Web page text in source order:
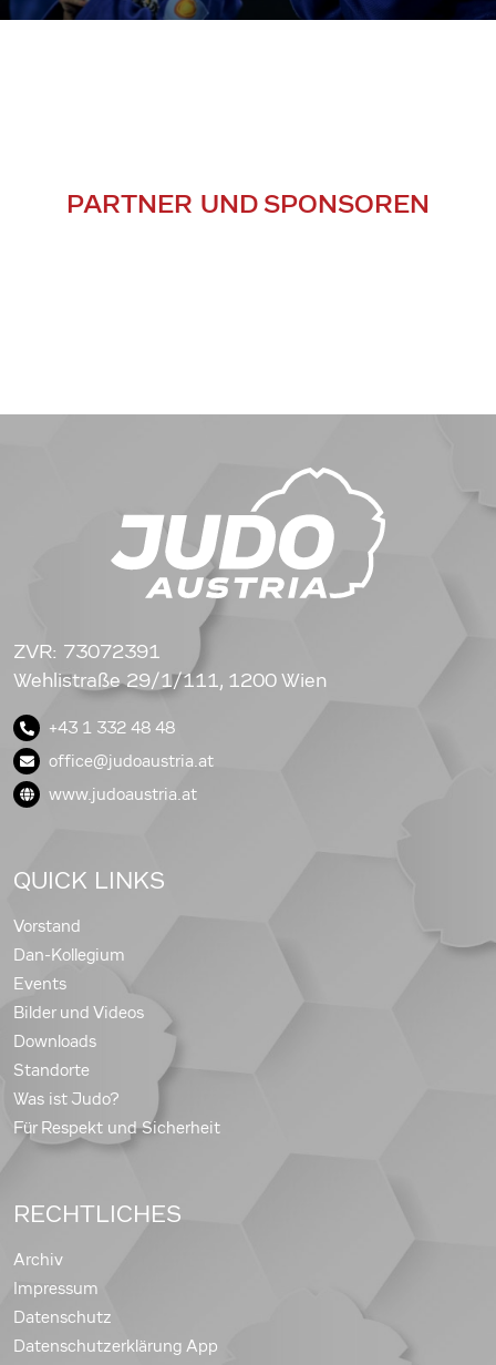
PARTNER UND SPONSOREN
ZVR: 73072391
Wehlistraße 29/1/111, 1200 Wien
+43 1 332 48 48
office@judoaustria.at
www.judoaustria.at
QUICK LINKS
Vorstand
Dan-Kollegium
Events
Bilder und Videos
Downloads
Standorte
Was ist Judo?
Für Respekt und Sicherheit
RECHTLICHES
Archiv
Impressum
Datenschutz
Datenschutzerklärung App